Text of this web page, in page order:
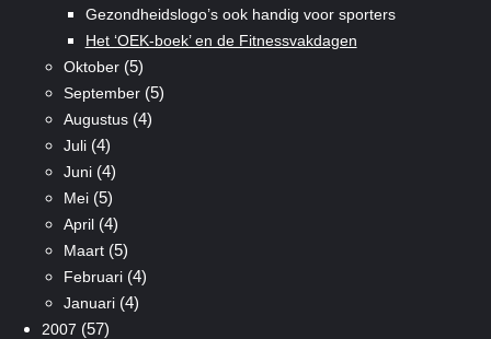
Gezondheidslogo’s ook handig voor sporters
Het ‘OEK-boek’ en de Fitnessvakdagen
Oktober(5)
September(5)
Augustus(4)
Juli(4)
Juni(4)
Mei(5)
April(4)
Maart(5)
Februari(4)
Januari(4)
2007 (57)